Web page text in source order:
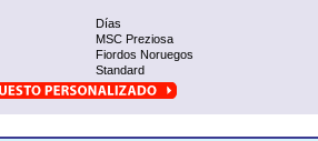
Días
MSC Preziosa
Fiordos Noruegos
Standard